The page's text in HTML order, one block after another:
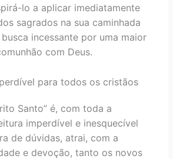
lo a aplicar imediatamente
sagrados na sua caminhada
incessante por uma maior
com Deus.
para todos os cristãos
Santo” é, com toda a
imperdível e inesquecível
de dúvidas, atrai, com a
e devoção, tanto os novos